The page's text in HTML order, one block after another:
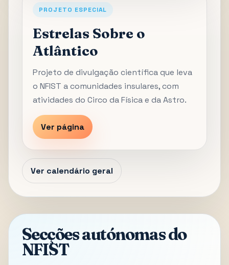
PROJETO ESPECIAL
Estrelas Sobre o
Atlântico
Projeto de divulgação científica que leva
o NFIST a comunidades insulares, com
atividades do Circo da Física e da Astro.
Ver página
Ver calendário geral
Secções autónomas do
NFIST